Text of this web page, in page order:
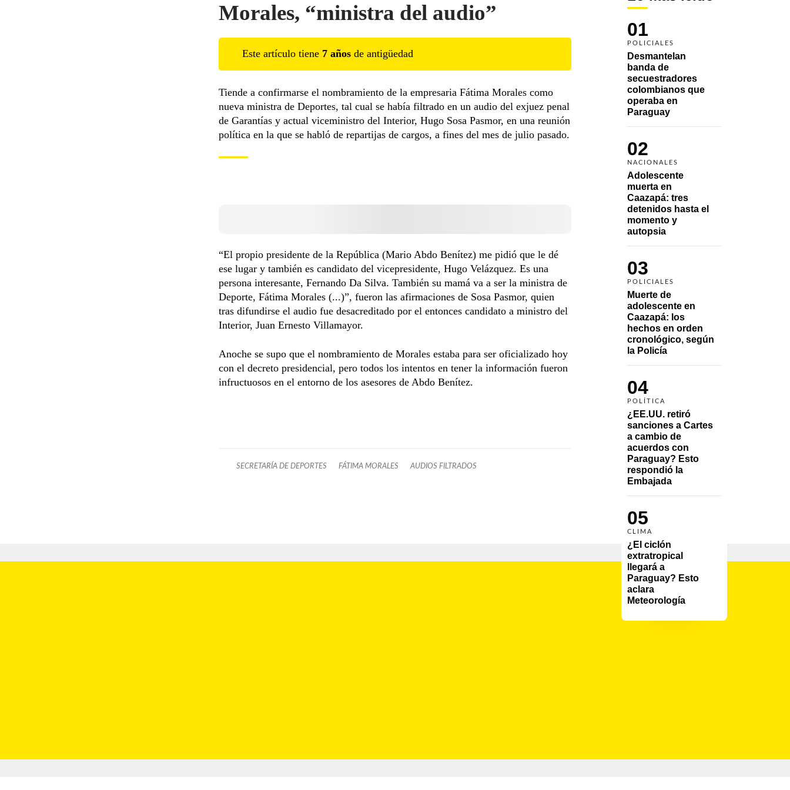
01
POLICIALES
Desmantelan
banda de
secuestradores
colombianos que
operaba en
Paraguay
02
NACIONALES
Adolescente
muerta en
Caazapá: tres
detenidos hasta el
momento y
autopsia
03
POLICIALES
Muerte de
adolescente en
Caazapá: los
hechos en orden
cronológico, según
la Policía
04
POLÍTICA
¿EE.UU. retiró
sanciones a Cartes
a cambio de
acuerdos con
Paraguay? Esto
respondió la
Embajada
05
CLIMA
¿El ciclón
extratropical
llegará a
Paraguay? Esto
aclara
Meteorología
Morales, “ministra del audio”
Este artículo tiene 7 años de antigüedad
Tiende a confirmarse el nombramiento de la empresaria Fátima Morales como
nueva ministra de Deportes, tal cual se había filtrado en un audio del exjuez penal
de Garantías y actual viceministro del Interior, Hugo Sosa Pasmor, en una reunión
política en la que se habló de repartijas de cargos, a fines del mes de julio pasado.
“El propio presidente de la República (Mario Abdo Benítez) me pidió que le dé
ese lugar y también es candidato del vicepresidente, Hugo Velázquez. Es una
persona interesante, Fernando Da Silva. También su mamá va a ser la ministra de
Deporte, Fátima Morales (...)”, fueron las afirmaciones de Sosa Pasmor, quien
tras difundirse el audio fue desacreditado por el entonces candidato a ministro del
Interior, Juan Ernesto Villamayor.
Anoche se supo que el nombramiento de Morales estaba para ser oficializado hoy
con el decreto presidencial, pero todos los intentos en tener la información fueron
infructuosos en el entorno de los asesores de Abdo Benítez.
SECRETARÍA DE DEPORTES FÁTIMA MORALES AUDIOS FILTRADOS